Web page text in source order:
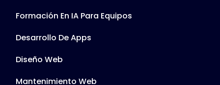
Formación En IA Para Equipos
Desarrollo De Apps
Diseño Web
Mantenimiento Web